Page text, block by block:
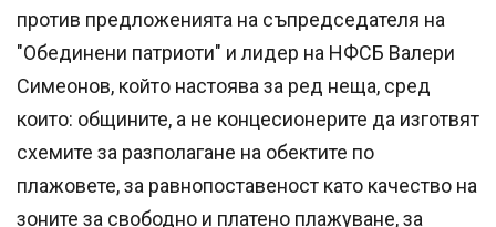
против предложенията на съпредседателя на
"Обединени патриоти" и лидер на НФСБ Валери
Симеонов, който настоява за ред неща, сред
които: общините, а не концесионерите да изготвят
схемите за разполагане на обектите по
плажовете, за равнопоставеност като качество на
зоните за свободно и платено плажуване, за